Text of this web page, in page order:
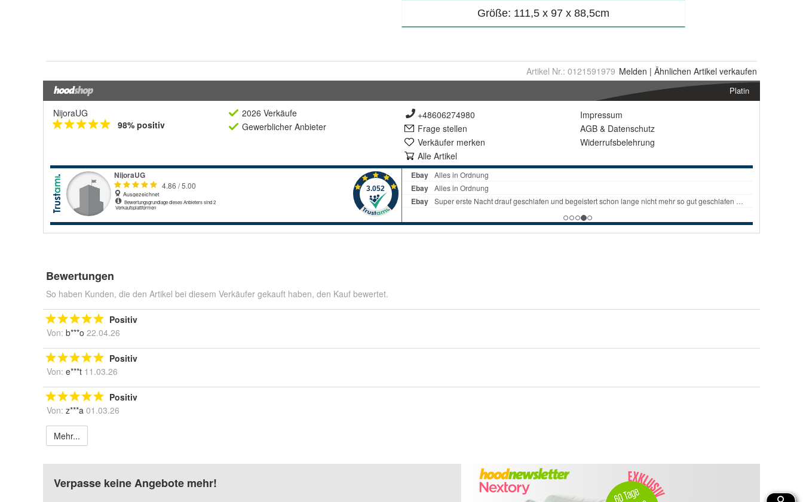
Artikel Nr.: 0121591979 Melden | Ähnlichen Artikel verkaufen
Platin
NijoraUG
98% positiv
2026 Verkäufe
Gewerblicher Anbieter
+48606274980
Frage stellen
Verkäufer merken
Alle Artikel
Impressum
AGB & Datenschutz
Widerrufsbelehrung
Bewertungen
So haben Kunden, die den Artikel bei diesem Verkäufer gekauft haben, den Kauf bewertet.
Positiv
Von: b***o 22.04.26
Positiv
Von: e***t 11.03.26
Positiv
Von: z***a 01.03.26
Mehr...
Verpasse keine Angebote mehr!